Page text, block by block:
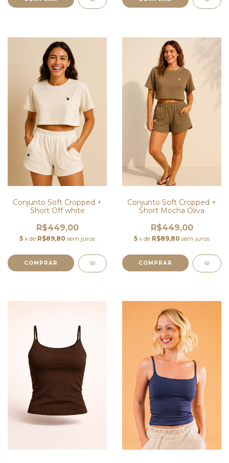
Conjunto Soft Cropped +
Short Off white
R$449,00
5 x de R$89,80 sem juros
COMPRAR
Conjunto Soft Cropped +
Short Mocha Oliva
R$449,00
5 x de R$89,80 sem juros
COMPRAR